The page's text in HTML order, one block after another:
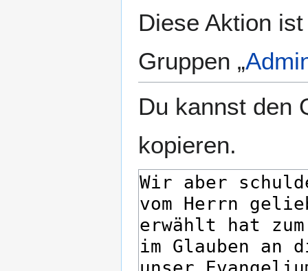
Diese Aktion
Gruppen „
Du kannst den
kopieren.